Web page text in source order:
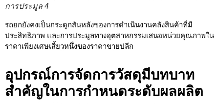
การประมูล 4
รถยกยังคงเป็นกระดูกสันหลังของการดำเนินงานคลังสินค้าที่มี
ประสิทธิภาพ และการประมูลทางอุตสาหกรรมเสนอหน่วยคุณภาพใน
ราคาเพียงเศษเสี้ยวหนึ่งของราคาขายปลีก
อุปกรณ์การจัดการวัสดุมีบทบาท
สำคัญในการกำหนดระดับผลผลิต